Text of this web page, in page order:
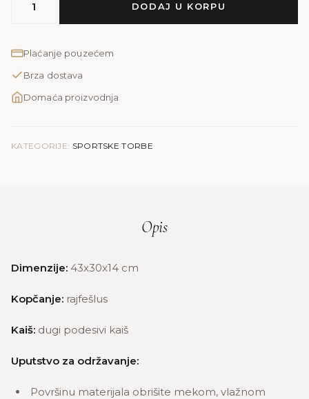
ruksak
plavi
DODAJ U KORPU
Plaćanje pouzećem
Brza dostava
Domaća proizvodnja
KATEGORIJE: SPORTSKE TORBE
Opis
Dimenzije: 43x30x14 cm
Kopčanje: rajfešlus
Kaiš: dugi podesivi kaiš
Uputstvo za održavanje:
Površinu materijala obrišite mekom, vlažnom